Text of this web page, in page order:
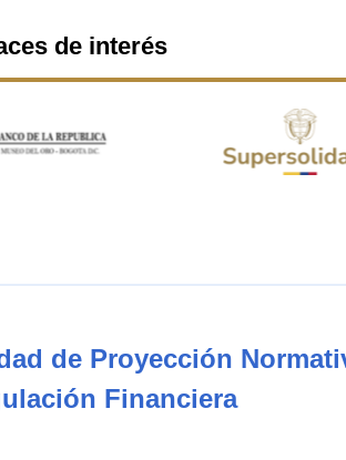
de interés
de Proyección
Financiera